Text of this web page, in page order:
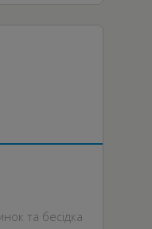
та бесідка